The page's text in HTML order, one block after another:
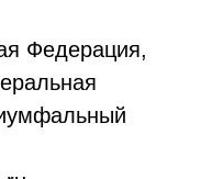
Федерация,